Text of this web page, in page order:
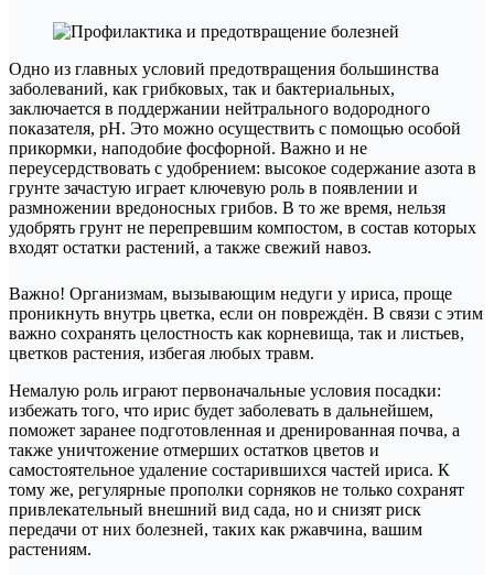
Одно из главных условий предотвращения большинства
заболеваний, как грибковых, так и бактериальных,
заключается в поддержании нейтрального водородного
показателя, рН. Это можно осуществить с помощью особой
прикормки, наподобие фосфорной. Важно и не
переусердствовать с удобрением: высокое содержание азота в
грунте зачастую играет ключевую роль в появлении и
размножении вредоносных грибов. В то же время, нельзя
удобрять грунт не перепревшим компостом, в состав которых
входят остатки растений, а также свежий навоз.
Важно! Организмам, вызывающим недуги у ириса, проще
проникнуть внутрь цветка, если он повреждён. В связи с этим
важно сохранять целостность как корневища, так и листьев,
цветков растения, избегая любых травм.
Немалую роль играют первоначальные условия посадки:
избежать того, что ирис будет заболевать в дальнейшем,
поможет заранее подготовленная и дренированная почва, а
также уничтожение отмерших остатков цветов и
самостоятельное удаление состарившихся частей ириса. К
тому же, регулярные прополки сорняков не только сохранят
привлекательный внешний вид сада, но и снизят риск
передачи от них болезней, таких как ржавчина, вашим
растениям.